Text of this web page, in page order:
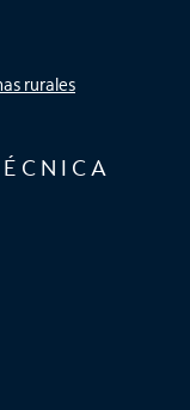
rurales